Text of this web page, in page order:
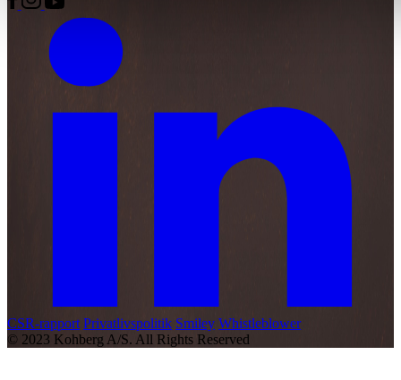
CSR-rapport Privatlivspolitik Smiley Whistleblower
© 2023 Kohberg A/S. All Rights Reserved